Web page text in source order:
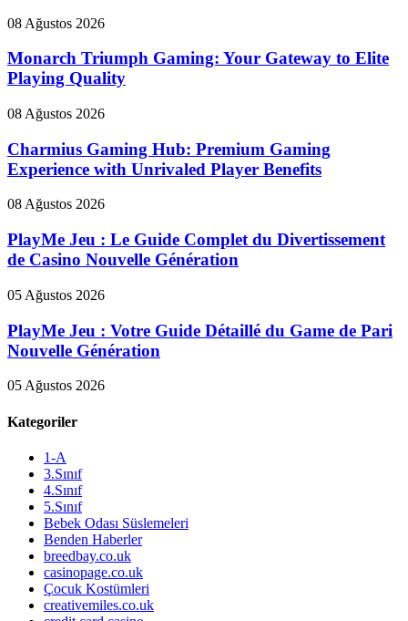
08 Ağustos 2026
Monarch Triumph Gaming: Your Gateway to Elite
Playing Quality
08 Ağustos 2026
Charmius Gaming Hub: Premium Gaming
Experience with Unrivaled Player Benefits
08 Ağustos 2026
PlayMe Jeu : Le Guide Complet du Divertissement
de Casino Nouvelle Génération
05 Ağustos 2026
PlayMe Jeu : Votre Guide Détaillé du Game de Pari
Nouvelle Génération
05 Ağustos 2026
Kategoriler
1-A
3.Sınıf
4.Sınıf
5.Sınıf
Bebek Odası Süslemeleri
Benden Haberler
breedbay.co.uk
casinopage.co.uk
Çocuk Kostümleri
creativemiles.co.uk